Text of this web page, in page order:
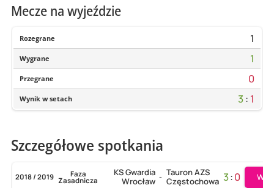
Mecze na wyjeździe
Rozegrane 1
Wygrane 1
Przegrane 0
Wynik w setach 3: 1
Szczegółowe spotkania
2018 / 2019 Faza
Zasadnicza
KS Gwardia
Wrocław - Tauron AZS
Częstochowa 3:0